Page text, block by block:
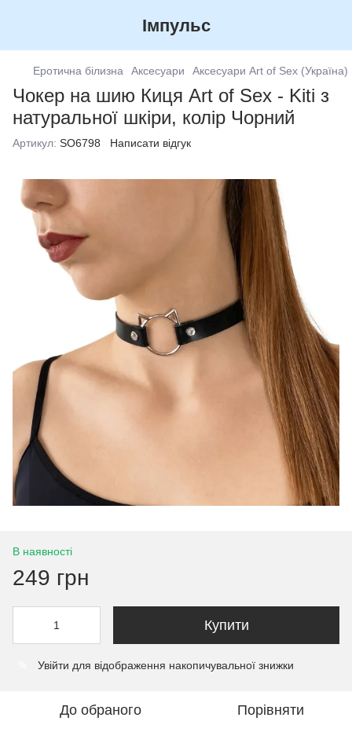
Імпульс
Еротична білизна Аксесуари Аксесуари Art of Sex (Україна)
Чокер на шию Киця Art of Sex - Kiti з
натуральної шкіри, колір Чорний
Артикул: SO6798 Написати відгук
В наявності
249 грн
Купити
Увійти для відображення накопичувальної знижки
До обраного Порівняти